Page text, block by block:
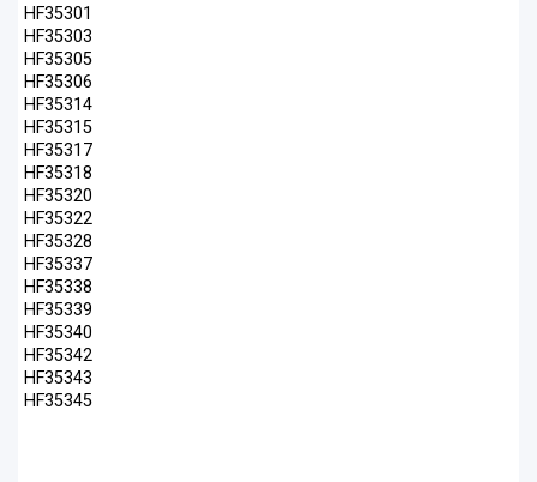
HF35301
HF35303
HF35305
HF35306
HF35314
HF35315
HF35317
HF35318
HF35320
HF35322
HF35328
HF35337
HF35338
HF35339
HF35340
HF35342
HF35343
HF35345